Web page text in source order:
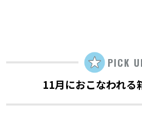
PICK
11月におこなわれる